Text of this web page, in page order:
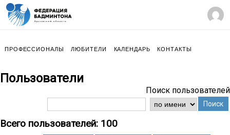
ПРОФЕССИОНАЛЫ ЛЮБИТЕЛИ КАЛЕНДАРЬ КОНТАКТЫ
Пользователи
Поиск пользователей
Поиск
Всего пользователей: 100